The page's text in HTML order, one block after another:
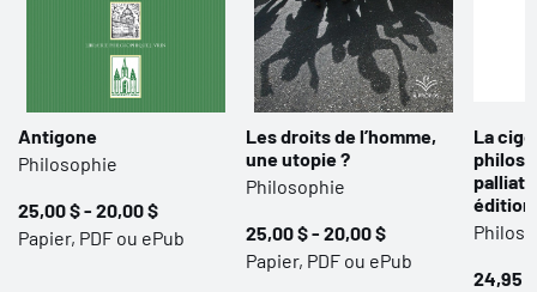
Antigone
Philosophie
25,00 $ - 20,00 $
Papier, PDF ou ePub
Les droits de l’homme,
une utopie ?
Philosophie
25,00 $ - 20,00 $
Papier, PDF ou ePub
La
24,95